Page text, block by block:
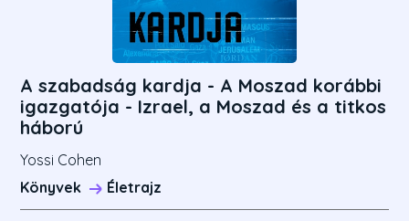
A szabadság kardja - A Moszad korábbi
igazgatója - Izrael, a Moszad és a titkos
háború
Yossi Cohen
Könyvek
Életrajz